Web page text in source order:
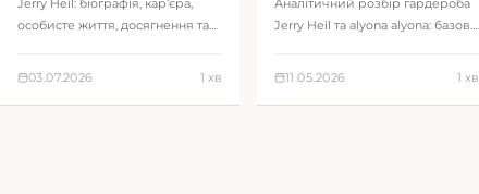
Jerry Heil: біографія, кар’єра,
особисте життя, досягнення та
03.07.2026 1 хв
Аналітичний розбір гардероба
Jerry Heil та alyona alyona: базові
11.05.2026 1 хв